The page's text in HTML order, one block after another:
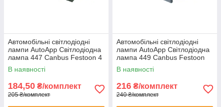
Автомобільні світлодіодні
лампи AutoApp Світлодіодна
лампа 447 Canbus Festoon 4
leds 5050SMD з радіатором
В наявності
184,50 ₴/комплект
205 ₴/комплект
Автомобільні світлодіодні
лампи AutoApp Світлодіодна
лампа 449 Canbus Festoon
6leds 5050SMD з радіатором
В наявності
216 ₴/комплект
240 ₴/комплект